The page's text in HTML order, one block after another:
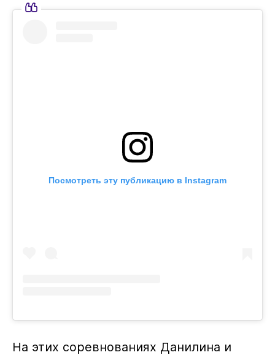
Посмотреть эту публикацию в Instagram
На этих соревнованиях Данилина и